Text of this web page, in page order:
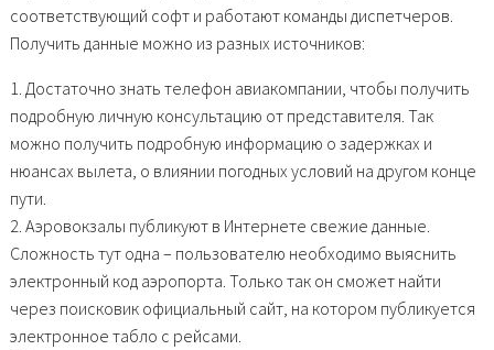
соответствующий софт и работают команды диспетчеров.
Получить данные можно из разных источников:
1. Достаточно знать телефон авиакомпании, чтобы получить
подробную личную консультацию от представителя. Так
можно получить подробную информацию о задержках и
нюансах вылета, о влиянии погодных условий на другом конце
пути.
2. Аэровокзалы публикуют в Интернете свежие данные.
Сложность тут одна – пользователю необходимо выяснить
электронный код аэропорта. Только так он сможет найти
через поисковик официальный сайт, на котором публикуется
электронное табло с рейсами.